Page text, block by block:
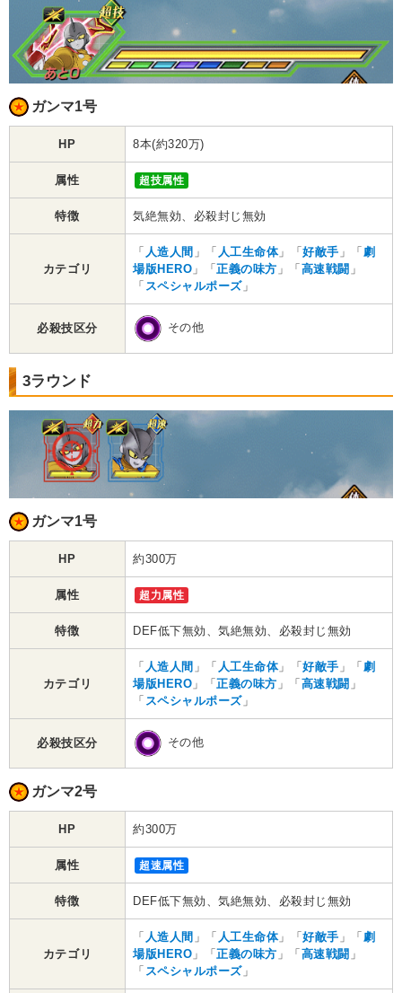
ガンマ1号
HP 8本(約320万)
属性 超技属性
特徴 気絶無効、必殺封じ無効
カテゴリ
「 人造人間 」「 人工生命体」「好敵手 」「 劇
場版HERO 」「正義の味方 」「 高速戦闘 」
「 スペシャルポーズ」
必殺技区分 その他
3ラウンド
ガンマ1号
HP 約300万
属性 超力属性
特徴 DEF低下無効、気絶無効、必殺封じ無効
カテゴリ
「 人造人間 」「 人工生命体」「好敵手 」「 劇
場版HERO 」「正義の味方 」「 高速戦闘 」
「 スペシャルポーズ」
必殺技区分 その他
ガンマ2号
HP 約300万
属性 超速属性
特徴 DEF低下無効、気絶無効、必殺封じ無効
カテゴリ
「 人造人間 」「 人工生命体」「好敵手 」「 劇
場版HERO 」「正義の味方 」「 高速戦闘 」
「 スペシャルポーズ」